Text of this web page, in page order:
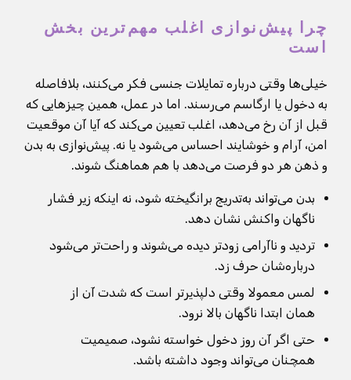
چرا پیش‌نوازی اغلب مهم‌ترین بخش
است
خیلی‌ها وقتی درباره تمایلات جنسی فکر می‌کنند، بلافاصله
به دخول یا ارگاسم می‌رسند. اما در عمل، همین چیزهایی که
قبل از آن رخ می‌دهد، اغلب تعیین می‌کند که آیا آن موقعیت
امن، آرام و خوشایند احساس می‌شود یا نه. پیش‌نوازی به بدن
و ذهن هر دو فرصت می‌دهد با هم هماهنگ شوند.
بدن می‌تواند به‌تدریج برانگیخته شود، نه اینکه زیر فشار
ناگهان واکنش نشان دهد.
تردید و ناآرامی زودتر دیده می‌شوند و راحت‌تر می‌شود
درباره‌شان حرف زد.
لمس معمولا وقتی دلپذیرتر است که شدت آن از
همان ابتدا ناگهان بالا نرود.
حتی اگر آن روز دخول خواسته نشود، صمیمیت
همچنان می‌تواند وجود داشته باشد.